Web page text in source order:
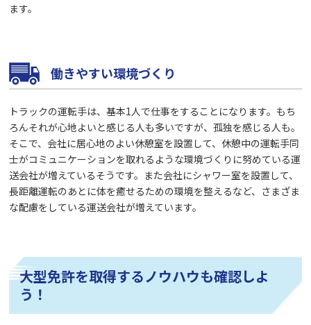
ます。
働きやすい環境づくり
トラックの運転手は、基本1人で仕事をすることになります。もち
ろんそれが心地よいと感じる人も多いですが、孤独を感じる人も。
そこで、会社に居心地のよい休憩室を設置して、休憩中の運転手同
士がコミュニケーションを取れるような環境づくりに努めている運
送会社が増えているそうです。また会社にシャワー室を設置して、
長距離運転のあとに体を癒せるための環境を整えるなど、さまざま
な配慮をしている運送会社が増えています。
大型免許を取得するノウハウも確認しよ
う！